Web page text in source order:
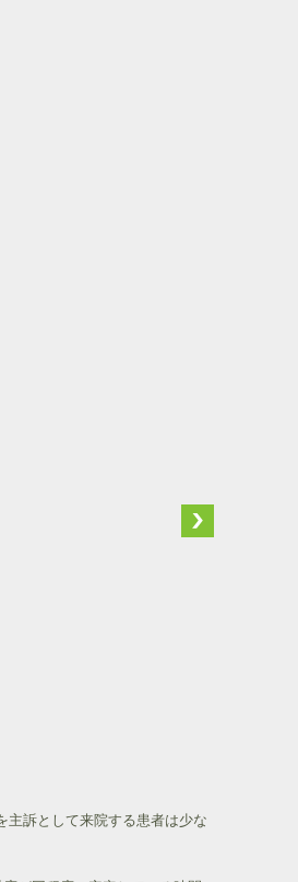
主訴として来院する患者は少な